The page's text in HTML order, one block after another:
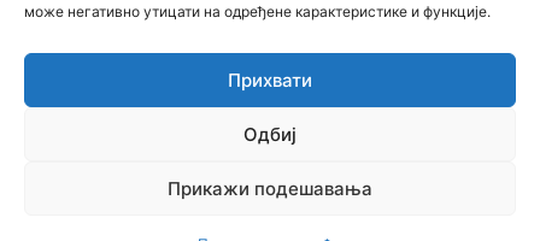
може негативно утицати на одређене карактеристике и функције.
Прихвати
Одбиј
Прикажи подешавања
Pronađite nas
Produkcijska grupa Mreža 2025 © All rights reserved